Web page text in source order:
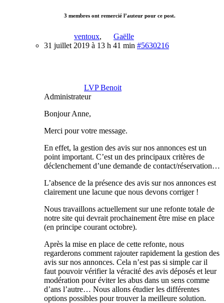
3 membres ont remercié l’auteur pour ce post.
ventoux,
Gaëlle
31 juillet 2019 à 13 h 41 min #5630216
LVP Benoit
Administrateur
Bonjour Anne,
Merci pour votre message.
En effet, la gestion des avis sur nos annonces est un
point important. C’est un des principaux critères de
déclenchement d’une demande de contact/réservation…
L’absence de la présence des avis sur nos annonces est
clairement une lacune que nous devons corriger !
Nous travaillons actuellement sur une refonte totale de
notre site qui devrait prochainement être mise en place
(en principe courant octobre).
Après la mise en place de cette refonte, nous
regarderons comment rajouter rapidement la gestion des
avis sur nos annonces. Cela n’est pas si simple car il
faut pouvoir vérifier la véracité des avis déposés et leur
modération pour éviter les abus dans un sens comme
d’ans l’autre… Nous allons étudier les différentes
options possibles pour trouver la meilleure solution.